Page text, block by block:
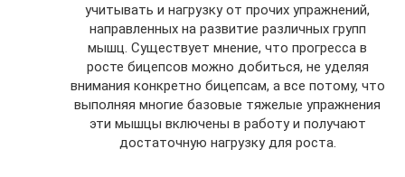
учитывать и нагрузку от прочих упражнений,
направленных на развитие различных групп
мышц. Существует мнение, что прогресса в
росте бицепсов можно добиться, не уделяя
внимания конкретно бицепсам, а все потому, что
выполняя многие базовые тяжелые упражнения
эти мышцы включены в работу и получают
достаточную нагрузку для роста.